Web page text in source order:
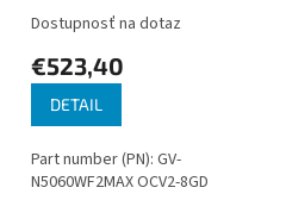
V2/Gaming/OC/8GB/GDDR7
Dostupnosť na dotaz
€523,40
DETAIL
Part number (PN): GV-
N5060WF2MAX OCV2-8GD